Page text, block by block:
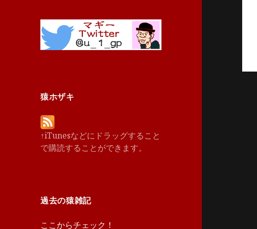
猿ホザキ
↑iTunesなどにドラッグすること
で購読することができます。
過去の猿雑記
ここからチェック！